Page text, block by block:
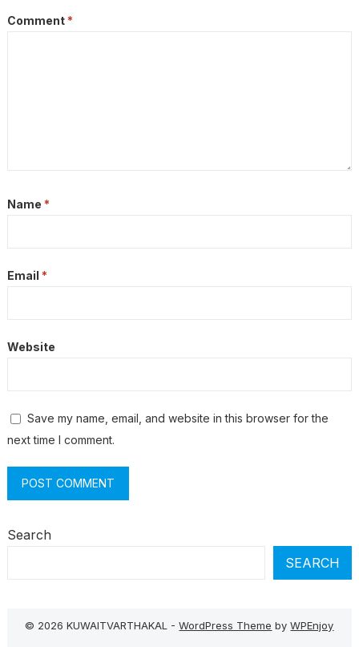
Comment *
Name *
Email *
Website
Save my name, email, and website in this browser for the
next time I comment.
Search
SEARCH
© 2026 KUWAITVARTHAKAL -WordPress Theme byWPEnjoy